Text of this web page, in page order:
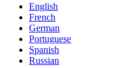
English
French
German
Portuguese
Spanish
Russian